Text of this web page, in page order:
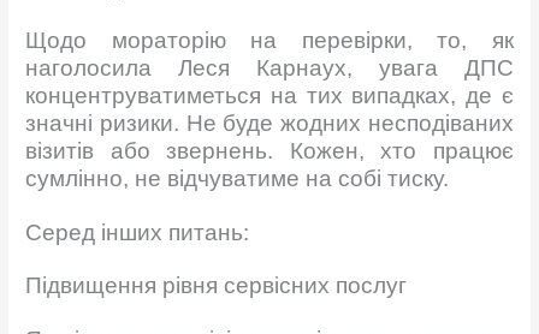
Щодо мораторію на перевірки, то, як
наголосила Леся Карнаух, увага ДПС
концентруватиметься на тих випадках, де є
значні ризики. Не буде жодних несподіваних
візитів або звернень. Кожен, хто працює
сумлінно, не відчуватиме на собі тиску.
Серед інших питань:
Підвищення рівня сервісних послуг